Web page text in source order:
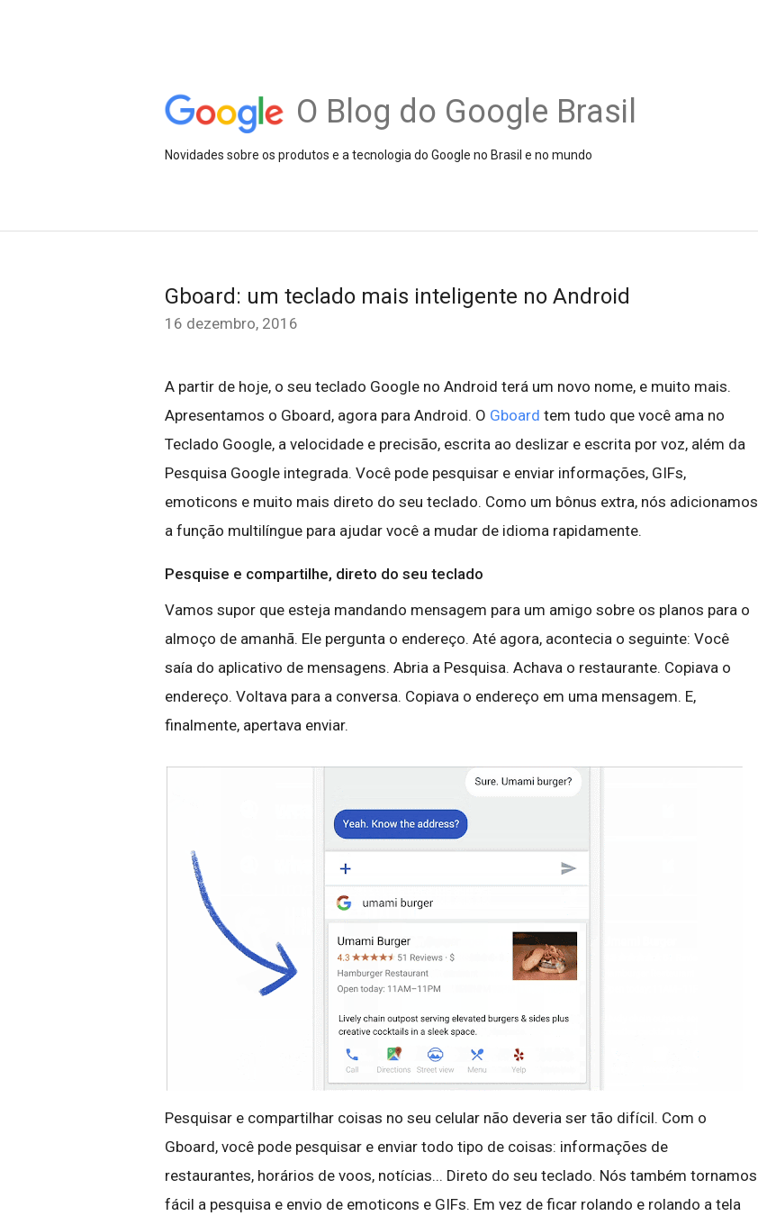
O Blog do Google Brasil
Novidades sobre os produtos e a tecnologia do Google no Brasil e no mundo
Gboard: um teclado mais inteligente no Android
16 dezembro, 2016
A partir de hoje, o seu teclado Google no Android terá um novo nome, e muito mais.
Apresentamos o Gboard, agora para Android. O Gboard tem tudo que você ama no
Teclado Google, a velocidade e precisão, escrita ao deslizar e escrita por voz, além da
Pesquisa Google integrada. Você pode pesquisar e enviar informações, GIFs,
emoticons e muito mais direto do seu teclado. Como um bônus extra, nós adicionamos
a função multilíngue para ajudar você a mudar de idioma rapidamente.
Pesquise e compartilhe, direto do seu teclado
Vamos supor que esteja mandando mensagem para um amigo sobre os planos para o
almoço de amanhã. Ele pergunta o endereço. Até agora, acontecia o seguinte: Você
saía do aplicativo de mensagens. Abria a Pesquisa. Achava o restaurante. Copiava o
endereço. Voltava para a conversa. Copiava o endereço em uma mensagem. E,
finalmente, apertava enviar.
Pesquisar e compartilhar coisas no seu celular não deveria ser tão difícil. Com o
Gboard, você pode pesquisar e enviar todo tipo de coisas: informações de
restaurantes, horários de voos, notícias... Direto do seu teclado. Nós também tornamos
fácil a pesquisa e envio de emoticons e GIFs. Em vez de ficar rolando e rolando a tela